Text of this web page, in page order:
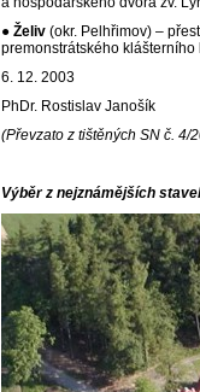
● Želiv (okr. Pelhřimov) –
premonstrátského
6. 12. 2003
PhDr. Rostislav Janošík
(Převzato z tištěných SN č. 4/
Výběr z nejznámějších